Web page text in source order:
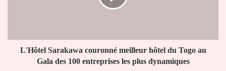
Gala
L'Hôtel Sarakawa couronné meilleur hôtel du Togo au
Gala des 100 entreprises les plus dynamiques